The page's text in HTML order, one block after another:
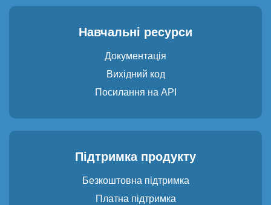
Навчальні ресурси
Документація
Вихідний код
Посилання на API
Підтримка продукту
Безкоштовна підтримка
Платна підтримка